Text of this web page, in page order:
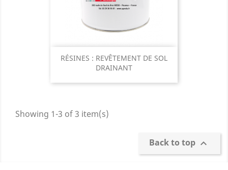
RÉSINES : REVÊTEMENT DE SOL
DRAINANT
Showing 1-3 of 3 item(s)
Back to top 